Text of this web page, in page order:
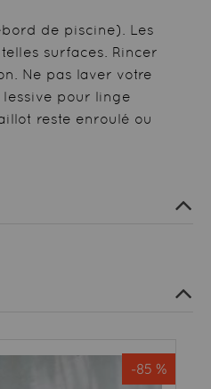
de piscine). Les
surfaces. Rincer
Ne pas laver votre
pour linge
reste enroulé ou
-85 %